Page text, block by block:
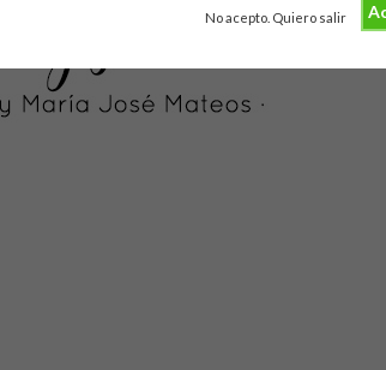
No acepto. Quiero salir